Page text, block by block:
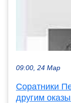
09:00, 24 Мар
Соратники
другим